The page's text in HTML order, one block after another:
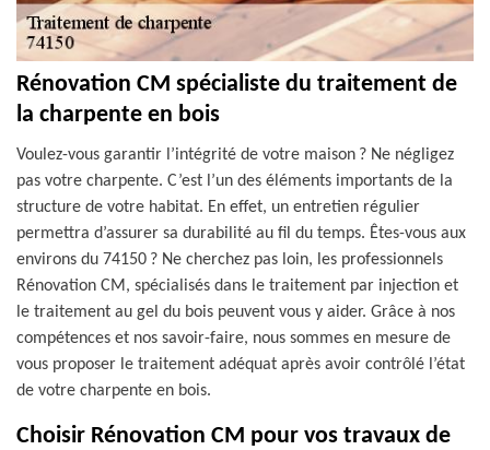
Rénovation CM spécialiste du traitement de
la charpente en bois
Voulez-vous garantir l’intégrité de votre maison ? Ne négligez
pas votre charpente. C’est l’un des éléments importants de la
structure de votre habitat. En effet, un entretien régulier
permettra d’assurer sa durabilité au fil du temps. Êtes-vous aux
environs du 74150 ? Ne cherchez pas loin, les professionnels
Rénovation CM, spécialisés dans le traitement par injection et
le traitement au gel du bois peuvent vous y aider. Grâce à nos
compétences et nos savoir-faire, nous sommes en mesure de
vous proposer le traitement adéquat après avoir contrôlé l’état
de votre charpente en bois.
Choisir Rénovation CM pour vos travaux de